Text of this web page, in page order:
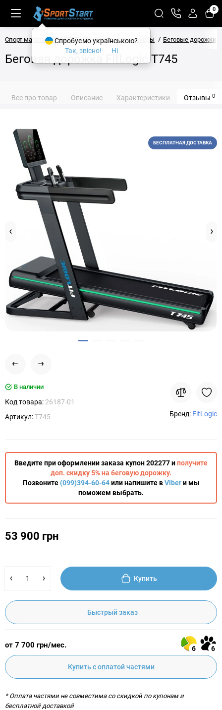
0
Спорт магазин SPORTSTART Кардиотренажеры Беговые дорожки
Беговая дорожка FitLogic T745
Все про товар Описание Характеристики Отзывы 0
БЕСПЛАТНАЯ ДОСТАВКА
В наличии
Код товара: 26187-01
Артикул:T745 Бренд: FitLogic
Введите при оформлении заказа купон 202277 иполучите
доп. скидку 5% на беговую дорожку.
Позвоните(099)394-60-64или напишите вViberи мы
поможем выбрать.
53 900 грн
Купить
Быстрый заказ
от 7 700 грн/мес. 6 6
Купить с оплатой частями
* Оплата частями не совместима со скидкой по купонам и
бесплатной доставкой
Спробуємо українською?
Так, звісно!
Ні